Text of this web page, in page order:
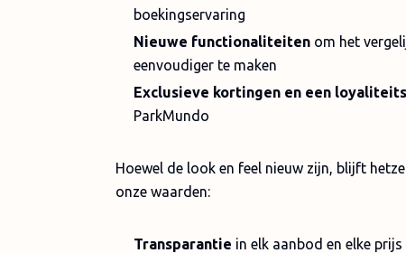
boekingservaring
Nieuwe functionaliteiten om het
eenvoudiger te maken
Exclusieve kortingen en een
ParkMundo
Hoewel de look en feel nieuw zijn, blijft
onze waarden:
Transparantie in elk aanbod en elke